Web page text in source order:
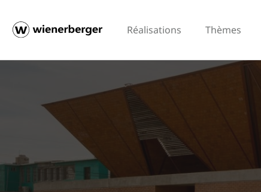
Réalisations Thèmes